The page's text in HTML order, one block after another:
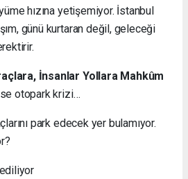
hızına yetişemiyor. İstanbul
günü kurtaran değil, geleceği
İnsanlar Yollara Mahkûm
otopark krizi…
park edecek yer bulamıyor.